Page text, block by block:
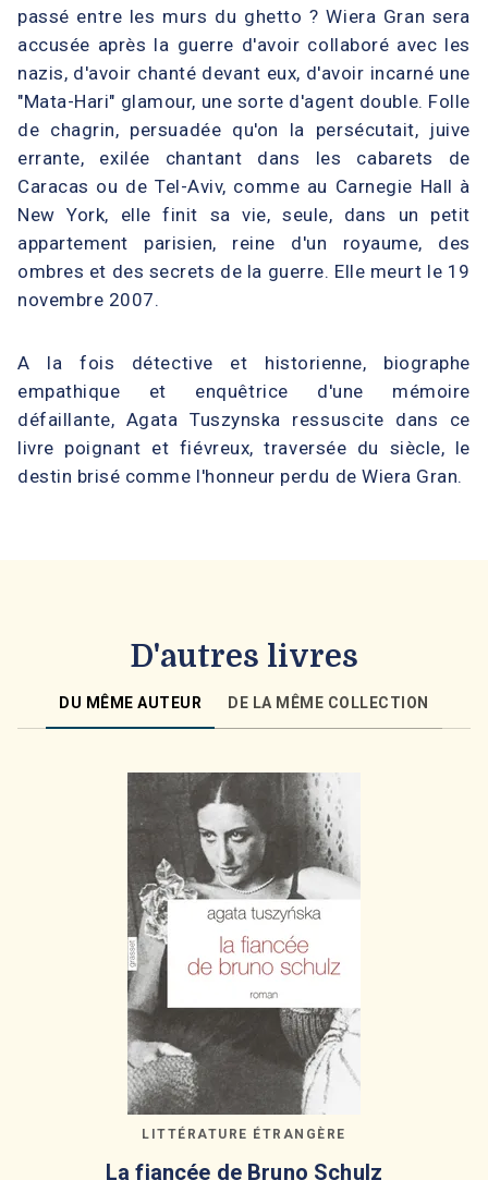
passé entre les murs du ghetto ? Wiera Gran sera
accusée après la guerre d'avoir collaboré avec les
nazis, d'avoir chanté devant eux, d'avoir incarné une
"Mata-Hari" glamour, une sorte d'agent double. Folle
de chagrin, persuadée qu'on la persécutait, juive
errante, exilée chantant dans les cabarets de
Caracas ou de Tel-Aviv, comme au Carnegie Hall à
New York, elle finit sa vie, seule, dans un petit
appartement parisien, reine d'un royaume, des
ombres et des secrets de la guerre. Elle meurt le 19
novembre 2007.
A la fois détective et historienne, biographe
empathique et enquêtrice d'une mémoire
défaillante, Agata Tuszynska ressuscite dans ce
livre poignant et fiévreux, traversée du siècle, le
destin brisé comme l'honneur perdu de Wiera Gran.
D'autres livres
DU MÊME AUTEUR DE LA MÊME COLLECTION
LITTÉRATURE ÉTRANGÈRE
La fiancée de Bruno Schulz